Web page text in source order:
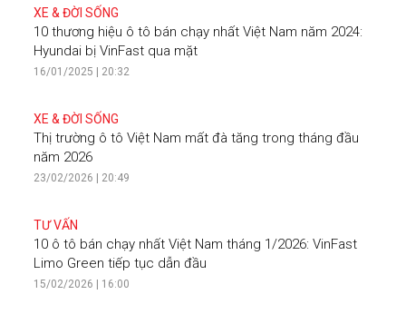
XE & ĐỜI SỐNG
10 thương hiệu ô tô bán chạy nhất Việt Nam năm 2024:
Hyundai bị VinFast qua mặt
16/01/2025 | 20:32
XE & ĐỜI SỐNG
Thị trường ô tô Việt Nam mất đà tăng trong tháng đầu
năm 2026
23/02/2026 | 20:49
TƯ VẤN
10 ô tô bán chạy nhất Việt Nam tháng 1/2026: VinFast
Limo Green tiếp tục dẫn đầu
15/02/2026 | 16:00